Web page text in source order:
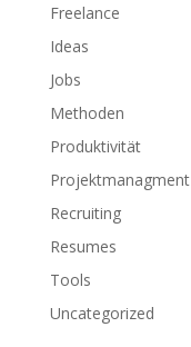
Freelance
Ideas
Jobs
Methoden
Produktivität
Projektmanagment
Recruiting
Resumes
Tools
Uncategorized